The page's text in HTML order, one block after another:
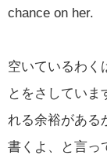
chance on her.
空いているわく
とをさしていま
れる余裕がある
書くよ、と言っ